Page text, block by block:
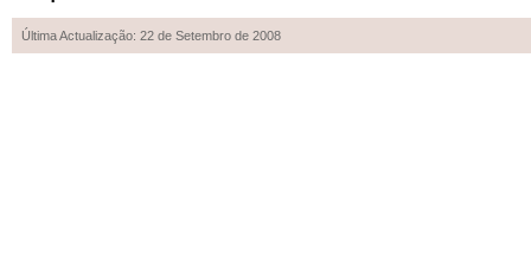
Última Actualização: 22 de Setembro de 2008